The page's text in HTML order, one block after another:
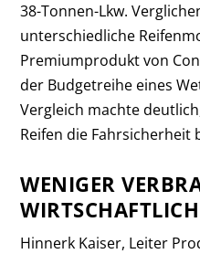
38-Tonnen-Lkw.
unterschiedliche
Premiumprodukt von
der Budgetreihe eines
Vergleich machte
Reifen die Fahrsicherheit
WENIGER
Hinnerk Kaiser, Leiter